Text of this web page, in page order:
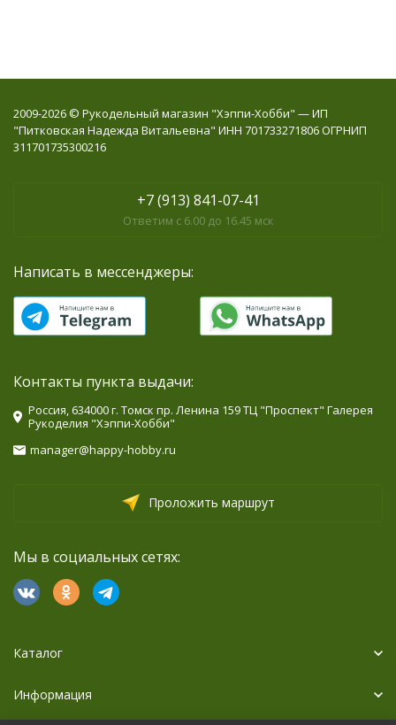
2009-2026 © Рукодельный магазин "Хэппи-Хобби" — ИП
"Питковская Надежда Витальевна" ИНН 701733271806 ОГРНИП
311701735300216
+7 (913) 841-07-41
Ответим с 6.00 до 16.45 мск
Написать в мессенджеры:
Контакты пункта выдачи:
Россия, 634000 г. Томск пр. Ленина 159 ТЦ "Проспект" Галерея
Рукоделия "Хэппи-Хобби"
manager@happy-hobby.ru
Проложить маршрут
Мы в социальных сетях:
Каталог
Информация